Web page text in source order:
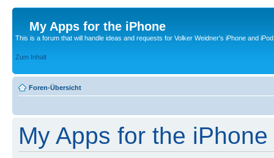
My Apps for the iPhone
This is a forum that will handle ideas and requests for Volker Weidner's iPhone and
Zum Inhalt
Foren-Übersicht
My Apps for the